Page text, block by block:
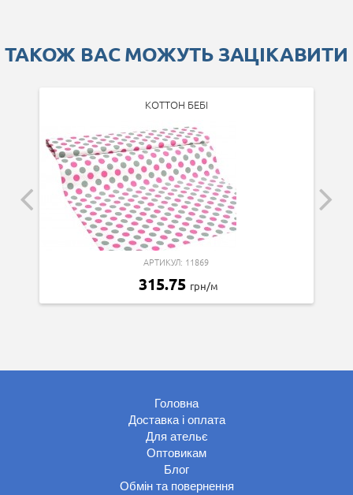
ТАКОЖ ВАС МОЖУТЬ ЗАЦІКАВИТИ
КОТТОН БЕБІ
АРТИКУЛ: 11869
315.75 грн/м
Головна
Доставка і оплата
Для ательє
Оптовикам
Блог
Обмін та повернення